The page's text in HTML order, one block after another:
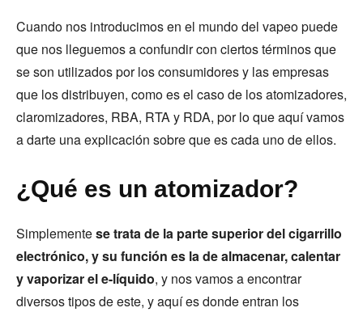
Cuando nos introducimos en el mundo del vapeo puede
que nos lleguemos a confundir con ciertos términos que
se son utilizados por los consumidores y las empresas
que los distribuyen, como es el caso de los atomizadores,
claromizadores, RBA, RTA y RDA, por lo que aquí vamos
a darte una explicación sobre que es cada uno de ellos.
¿Qué es un atomizador?
Simplementese trata de la parte superior del cigarrillo
electrónico, y su función es la de almacenar, calentar
y vaporizar el e-líquido, y nos vamos a encontrar
diversos tipos de este, y aquí es donde entran los